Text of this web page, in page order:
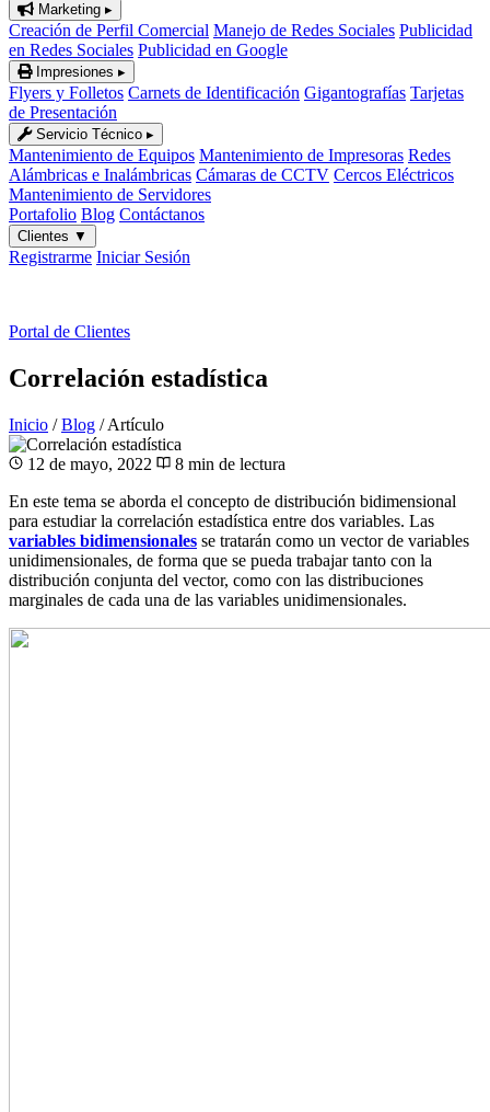
Marketing ▸
Creación de Perfil Comercial Manejo de Redes Sociales Publicidad
en Redes Sociales Publicidad en Google
Impresiones ▸
Flyers y Folletos Carnets de Identificación Gigantografías Tarjetas
de Presentación
Servicio Técnico ▸
Mantenimiento de Equipos Mantenimiento de Impresoras Redes
Alámbricas e Inalámbricas Cámaras de CCTV Cercos Eléctricos
Mantenimiento de Servidores
Portafolio Blog Contáctanos
Clientes ▼
Registrarme Iniciar Sesión
Portal de Clientes
Correlación estadística
Inicio / Blog /Artículo
12 de mayo, 2022
8 min de lectura
En este tema se aborda el concepto de distribución bidimensional
para estudiar la correlación estadística entre dos variables. Las
variables bidimensionales se tratarán como un vector de variables
unidimensionales, de forma que se pueda trabajar tanto con la
distribución conjunta del vector, como con las distribuciones
marginales de cada una de las variables unidimensionales.